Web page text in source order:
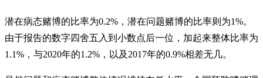
潜在病态赌博的比率为0.2%，潜在问题赌博的比率则为1%。
由于报告的数字四舍五入到小数点后一位，加起来整体比率为
1.1%，与2020年的1.2%，以及2017年的0.9%相差无几。